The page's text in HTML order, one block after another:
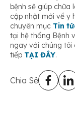
bệnh sẽ giúp chữa
cập nhật mới về y
chuyên mục Tin
tại hệ thống Bệnh
ngay với chúng tôi
tiếp TẠI ĐÂY.
Chia Sẻ